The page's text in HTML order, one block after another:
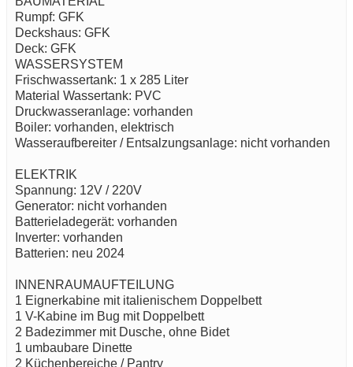
Rumpf: GFK
Deckshaus: GFK
Deck: GFK
WASSERSYSTEM
Frischwassertank: 1 x 285 Liter
Material Wassertank: PVC
Druckwasseranlage: vorhanden
Boiler: vorhanden, elektrisch
Wasseraufbereiter / Entsalzungsanlage: nicht vorhanden
ELEKTRIK
Spannung: 12V / 220V
Generator: nicht vorhanden
Batterieladegerät: vorhanden
Inverter: vorhanden
Batterien: neu 2024
INNENRAUMAUFTEILUNG
1 Eignerkabine mit italienischem Doppelbett
1 V-Kabine im Bug mit Doppelbett
2 Badezimmer mit Dusche, ohne Bidet
1 umbaubare Dinette
2 Küchenbereiche / Pantry